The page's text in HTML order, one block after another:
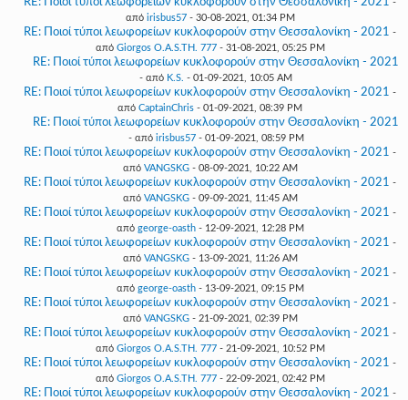
-
από irisbus57- 30-08-2021, 01:34 PM
RE: Ποιοί τύποι λεωφορείων κυκλοφορούν στην Θεσσαλονίκη - 2021 -
από Giorgos O.A.S.TH. 777- 31-08-2021, 05:25 PM
RE: Ποιοί τύποι λεωφορείων κυκλοφορούν στην Θεσσαλονίκη - 2021
- από K.S. - 01-09-2021, 10:05 AM
RE: Ποιοί τύποι λεωφορείων κυκλοφορούν στην Θεσσαλονίκη - 2021 -
από CaptainChris - 01-09-2021, 08:39 PM
RE: Ποιοί τύποι λεωφορείων κυκλοφορούν στην Θεσσαλονίκη - 2021
- από irisbus57- 01-09-2021, 08:59 PM
RE: Ποιοί τύποι λεωφορείων κυκλοφορούν στην Θεσσαλονίκη - 2021 -
από VANGSKG- 08-09-2021, 10:22 AM
RE: Ποιοί τύποι λεωφορείων κυκλοφορούν στην Θεσσαλονίκη - 2021 -
από VANGSKG- 09-09-2021, 11:45 AM
RE: Ποιοί τύποι λεωφορείων κυκλοφορούν στην Θεσσαλονίκη - 2021 -
από george-oasth- 12-09-2021, 12:28 PM
RE: Ποιοί τύποι λεωφορείων κυκλοφορούν στην Θεσσαλονίκη - 2021 -
από VANGSKG- 13-09-2021, 11:26 AM
RE: Ποιοί τύποι λεωφορείων κυκλοφορούν στην Θεσσαλονίκη - 2021 -
από george-oasth- 13-09-2021, 09:15 PM
RE: Ποιοί τύποι λεωφορείων κυκλοφορούν στην Θεσσαλονίκη - 2021 -
από VANGSKG- 21-09-2021, 02:39 PM
RE: Ποιοί τύποι λεωφορείων κυκλοφορούν στην Θεσσαλονίκη - 2021 -
από Giorgos O.A.S.TH. 777- 21-09-2021, 10:52 PM
RE: Ποιοί τύποι λεωφορείων κυκλοφορούν στην Θεσσαλονίκη - 2021 -
από Giorgos O.A.S.TH. 777- 22-09-2021, 02:42 PM
RE: Ποιοί τύποι λεωφορείων κυκλοφορούν στην Θεσσαλονίκη - 2021 -